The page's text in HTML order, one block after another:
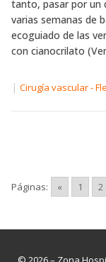
tanto, pasar por un
varias semanas de
ecoguiado de las
con cianocrilato
| Cirugía vascular -
Páginas: « 1 2